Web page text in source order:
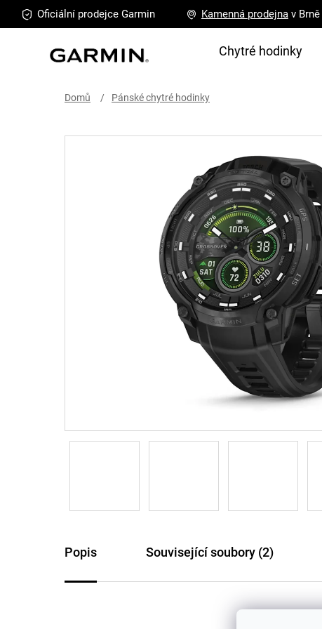
Oficiální prodejce Garmin Kamenná prodejnav Brně
Chytré hodinky
Domů Pánské chytré hodinky
Popis Související soubory (2)